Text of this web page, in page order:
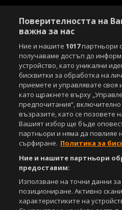
Поверителността на
важна за нас
Ние и нашите1017партньори
получаваме достъп до
устройство, като уникални
бисквитки за обработка на
приемете и управлявате своя
като щракнете върху
предпочитания“,
възразите, като се позовете
Вашият избор ще бъде
партньори и няма да повлияе
сърфиране. Политика за
Ние и нашите партньори
предоставим:
Използване на точни данни за
позициониране. Активно
характеристиките на